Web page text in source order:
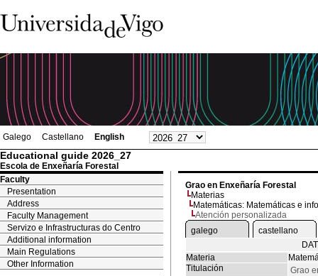
Galego Castellano English
Educational guide 2026_27
Escola de Enxeñaría Forestal
Faculty
Presentation
Address
Faculty Management
Servizo e Infrastructuras do Centro
Additional information
Main Regulations
Other Information
Grao en Enxeñaría Forestal
Materias
Matemáticas: Matemáticas e
Atención personalizada
galego
castellano
Materia
Titulación
Grao